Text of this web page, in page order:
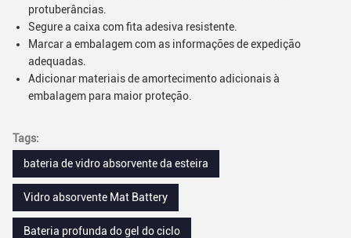
protuberâncias.
Segure a caixa com fita adesiva resistente.
Marcar a embalagem com as informações de expedição
adequadas.
Adicionar materiais de amortecimento adicionais à
embalagem para maior proteção.
Tags:
bateria de vidro absorvente da esteira
Vidro absorvente Mat Battery
Bateria profunda do gel do ciclo